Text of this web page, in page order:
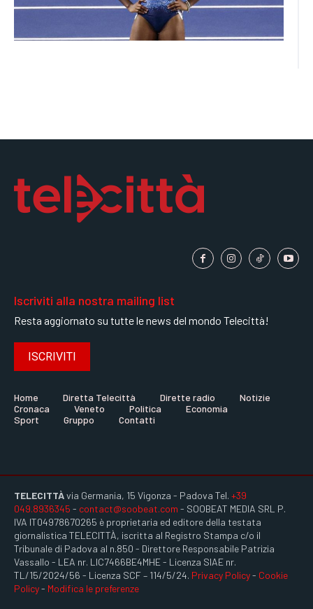
Iscriviti alla nostra mailing list
Resta aggiornato su tutte le news del mondo Telecittà!
ISCRIVITI
Home Diretta Telecittà Dirette radio
Notizie
Cronaca
Veneto Politica
Economia
Sport
Gruppo Contatti
TELECITTÀvia Germania, 15 Vigonza - Padova Tel. +39
049.8936345 - contact@soobeat.com - SOOBEAT MEDIA SRL P.
IVA IT04978670265 è proprietaria ed editore della testata
giornalistica TELECITTÀ, iscritta al Registro Stampa c/o il
Tribunale di Padova al n.850 - Direttore Responsabile Patrizia
Vassallo - LEA nr. LIC7466BE4MHE - Licenza SIAE nr.
TL/15/2024/56 - Licenza SCF – 114/5/24. Privacy Policy- Cookie
Policy- Modifica le preferenze